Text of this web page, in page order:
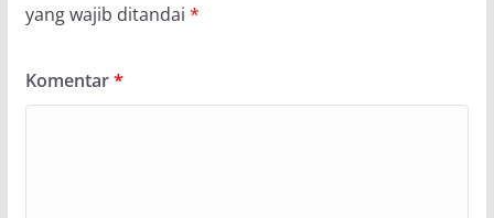
yang wajib ditandai *
Komentar*